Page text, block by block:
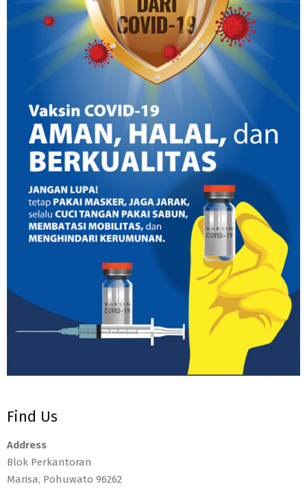
Find Us
Address
Blok Perkantoran
Marisa, Pohuwato 96262